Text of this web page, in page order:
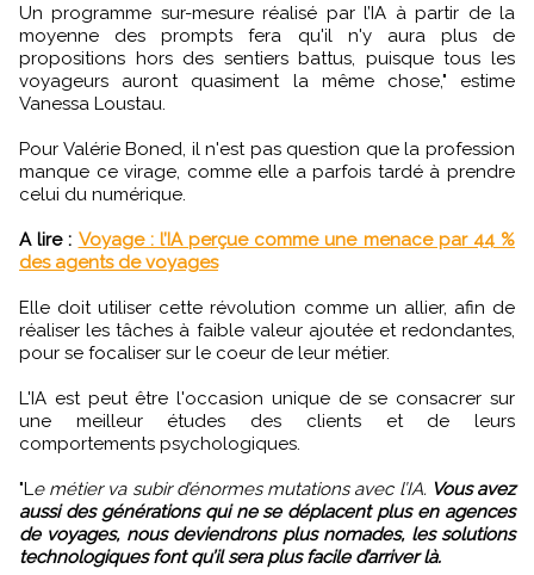
Un programme sur-mesure réalisé par l’IA à partir de la
moyenne des prompts fera qu'il n'y aura plus de
propositions hors des sentiers battus, puisque tous les
voyageurs auront quasiment la même chose," estime
Vanessa Loustau.
Pour Valérie Boned, il n'est pas question que la profession
manque ce virage, comme elle a parfois tardé à prendre
celui du numérique.
A lire : Voyage : l’IA perçue comme une menace par 44 %
des agents de voyages
Elle doit utiliser cette révolution comme un allier, afin de
réaliser les tâches à faible valeur ajoutée et redondantes,
pour se focaliser sur le coeur de leur métier.
L'IA est peut être l'occasion unique de se consacrer sur
une meilleur études des clients et de leurs
comportements psychologiques.
"Le métier va subir d’énormes mutations avec l’IA. Vous avez
aussi des générations qui ne se déplacent plus en agences
de voyages, nous deviendrons plus nomades, les solutions
technologiques font qu’il sera plus facile d’arriver là.